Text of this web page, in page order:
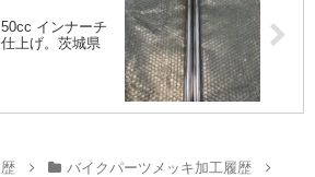
インナーチ
上げ。茨城県
バイクパーツメッキ加工履歴